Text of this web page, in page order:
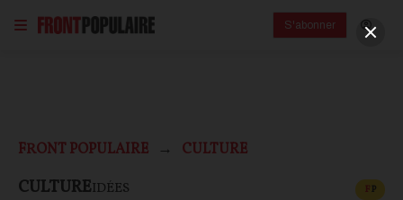
S'abonner
FRONT POPULAIRE CULTURE
CULTUREIDÉES FP